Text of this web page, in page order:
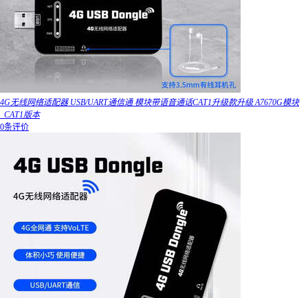
4G无线网络适配器 USB/UART通信通 模块带语音通话CAT1升级款升级 A7670G模块
_CAT1版本
0条评价